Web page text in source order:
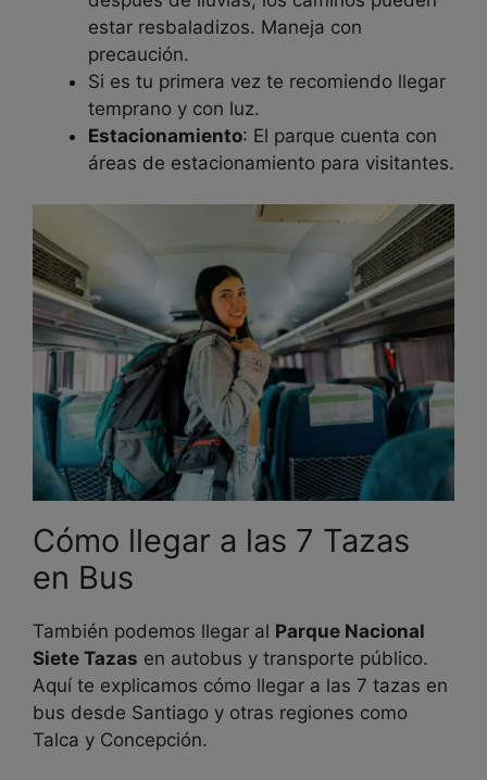
estar resbaladizos. Maneja con
precaución.
Si es tu primera vez te recomiendo llegar
temprano y con luz.
Estacionamiento: El parque cuenta con
áreas de estacionamiento para visitantes.
Cómo llegar a las 7 Tazas
en Bus
También podemos llegar al Parque Nacional
Siete Tazas en autobus y transporte público.
Aquí te explicamos cómo llegar a las 7 tazas en
bus desde Santiago y otras regiones como
Talca y Concepción.